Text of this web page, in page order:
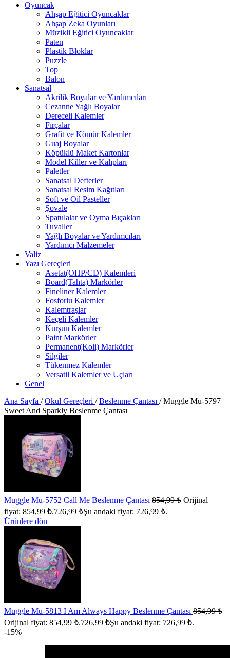
Oyuncak
Ahşap Eğitici Oyuncaklar
Ahşap Zeka Oyunları
Müzikli Eğitici Oyuncaklar
Paten
Plastik Bloklar
Puzzle
Top
Balon
Sanatsal
Akrilik Boyalar ve Yardımcıları
Cezanne Yağlı Boyalar
Dereceli Kalemler
Fırçalar
Grafit ve Kömür Kalemler
Guaj Boyalar
Köpüklü Maket Kartonlar
Model Killer ve Kalıpları
Paletler
Sanatsal Defterler
Sanatsal Resim Kağıtları
Soft ve Oil Pasteller
Şovale
Spatulalar ve Oyma Bıçakları
Tuvaller
Yağlı Boyalar ve Yardımcıları
Yardımcı Malzemeler
Valiz
Yazı Gereçleri
Asetat(OHP/CD) Kalemleri
Board(Tahta) Markörler
Fineliner Kalemler
Fosforlu Kalemler
Kalemtraşlar
Keçeli Kalemler
Kurşun Kalemler
Paint Markörler
Permanent(Koli) Markörler
Silgiler
Tükenmez Kalemler
Versatil Kalemler ve Uçları
Genel
Ana Sayfa / Okul Gereçleri / Beslenme Çantası / Muggle Mu-5797
Sweet And Sparkly Beslenme Çantası
Muggle Mu-5752 Call Me Beslenme Çantası 854,99₺ Orijinal
fiyat: 854,99 ₺.726,99 ₺Şu andaki fiyat: 726,99 ₺.
Ürünlere dön
Muggle Mu-5813 I Am Always Happy Beslenme Çantası 854,99₺
Orijinal fiyat: 854,99 ₺.726,99 ₺Şu andaki fiyat: 726,99 ₺.
-15%